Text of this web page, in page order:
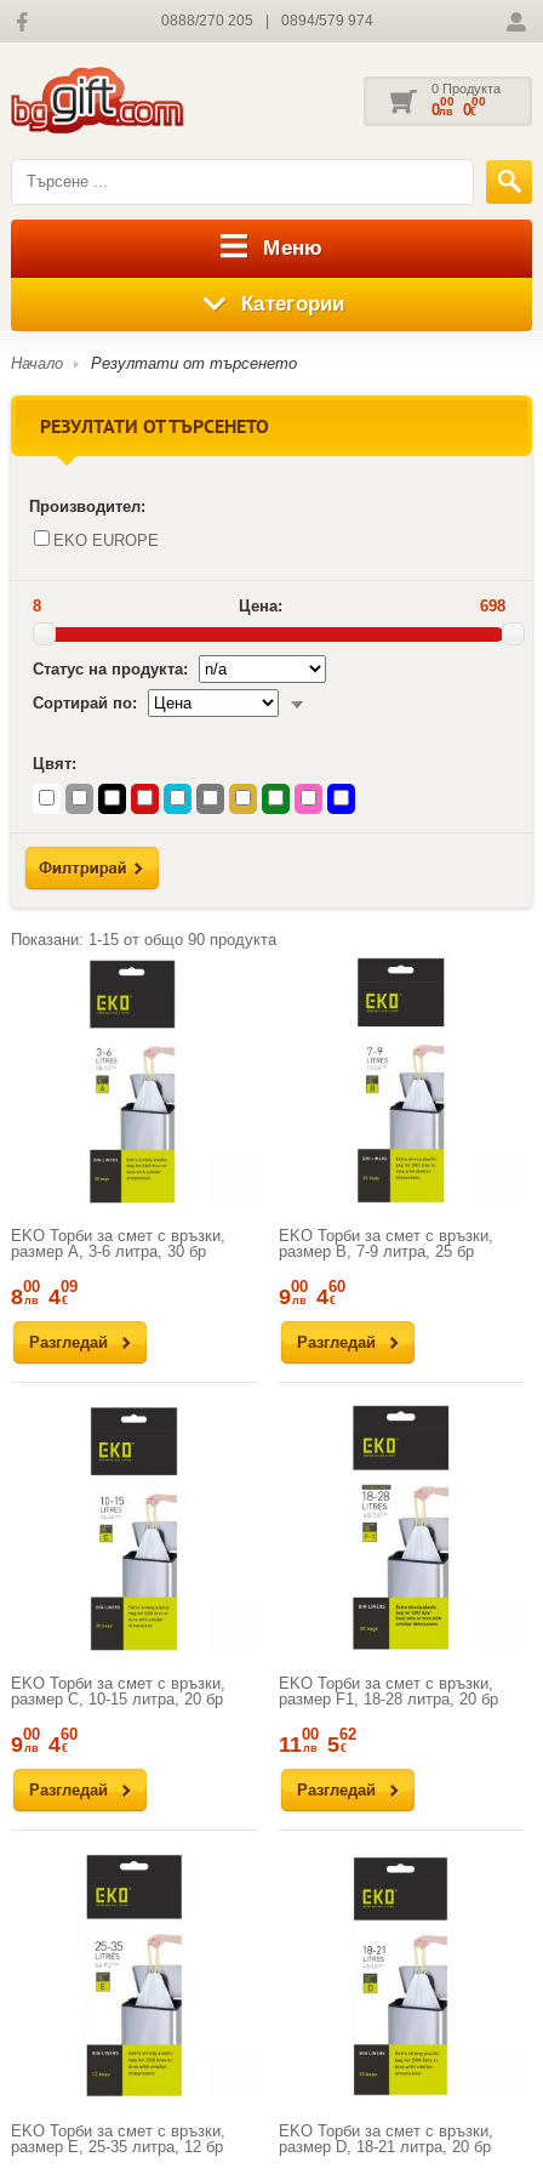
0888/270 205 0894/579 974
0 Продукта
000
лв 000
€
Меню
Категории
Начало Резултати от търсенето
РЕЗУЛТАТИ ОТ ТЪРСЕНЕТО
Производител:
EKO EUROPE
8 Цена: 698
Статус на продукта:
Сортирай по:
Цвят:
Показани: 1-15от общо 90продукта
EKO Торби за смет с връзки,
размер А, 3-6 литра, 30 бр
Разгледай
800
лв 409
€
EKO Торби за смет с връзки,
размер B, 7-9 литра, 25 бр
Разгледай
900
лв 460
€
EKO Торби за смет с връзки,
размер С, 10-15 литра, 20 бр
Разгледай
900
лв 460
€
EKO Торби за смет с връзки,
размер F1, 18-28 литра, 20 бр
Разгледай
1100
лв 562
€
EKO Торби за смет с връзки,
размер Е, 25-35 литра, 12 бр
EKO Торби за смет с връзки,
размер D, 18-21 литра, 20 бр